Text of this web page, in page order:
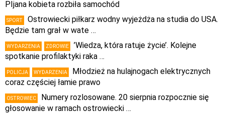
PIjana kobieta rozbiła samochód
SPORT
Ostrowiecki piłkarz wodny wyjeżdża na studia do USA.
Będzie tam grał w wate …
WYDARZENIA ZDROWIE
’Wiedza, która ratuje życie’. Kolejne
spotkanie profilaktyki raka …
POLICJA WYDARZENIA
Młodzież na hulajnogach elektrycznych
coraz częściej łamie prawo
OSTROWIEC
Numery rozlosowane. 20 sierpnia rozpocznie się
głosowanie w ramach ostrowiecki …